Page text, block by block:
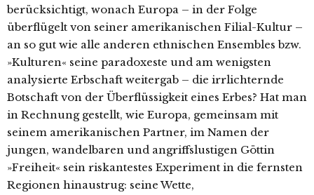
berücksichtigt, wonach Europa – in der Folge
überflügelt von seiner amerikanischen Filial-Kultur –
an so gut wie alle anderen ethnischen Ensembles bzw.
»Kulturen« seine paradoxeste und am wenigsten
analysierte Erbschaft weitergab – die irrlichternde
Botschaft von der Überflüssigkeit eines Erbes? Hat man
in Rechnung gestellt, wie Europa, gemeinsam mit
seinem amerikanischen Partner, im Namen der
jungen, wandelbaren und angriffslustigen Göttin
»Freiheit« sein riskantestes Experiment in die fernsten
Regionen hin­austrug: seine Wette,